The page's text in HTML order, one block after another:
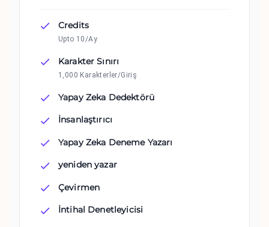
Credits
Upto 10/Ay
Karakter Sınırı
1,000 Karakterler/Giriş
Yapay Zeka Dedektörü
İnsanlaştırıcı
Yapay Zeka Deneme Yazarı
yeniden yazar
Çevirmen
İntihal Denetleyicisi